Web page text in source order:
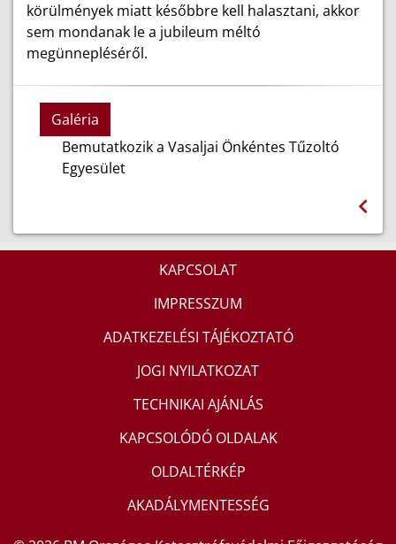
körülmények miatt későbbre kell halasztani, akkor
sem mondanak le a jubileum méltó
megünnepléséről.
Galéria
Bemutatkozik a Vasaljai Önkéntes Tűzoltó
Egyesület
KAPCSOLAT
IMPRESSZUM
ADATKEZELÉSI TÁJÉKOZTATÓ
JOGI NYILATKOZAT
TECHNIKAI AJÁNLÁS
KAPCSOLÓDÓ OLDALAK
OLDALTÉRKÉP
AKADÁLYMENTESSÉG